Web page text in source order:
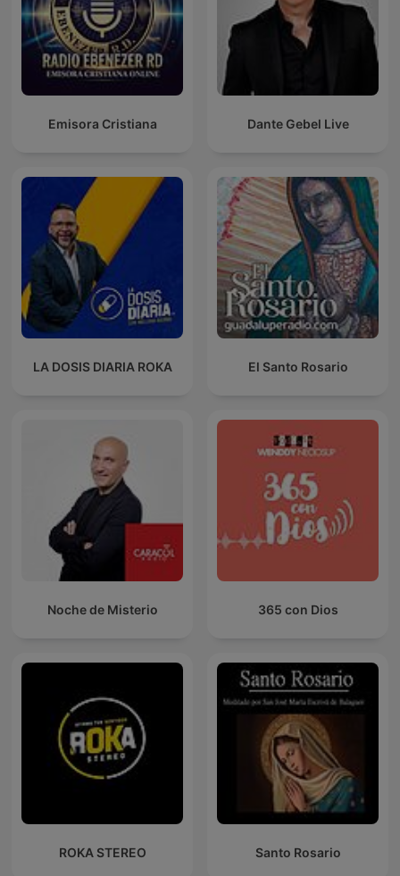
Emisora Cristiana Dante Gebel Live
LA DOSIS DIARIA ROKA El Santo Rosario
Noche de Misterio 365 con Dios
ROKA STEREO Santo Rosario